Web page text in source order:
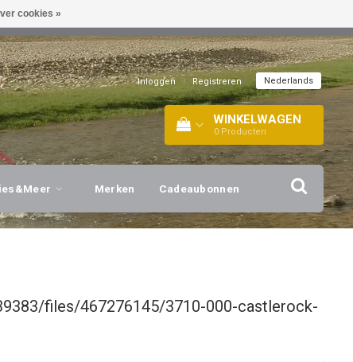
Inloggen | Registreren Nederlands
WINKELWAGEN
0 Producten
Merken Cadeaubonnen
files/467276145/3710-000-castlerock-
cookies »